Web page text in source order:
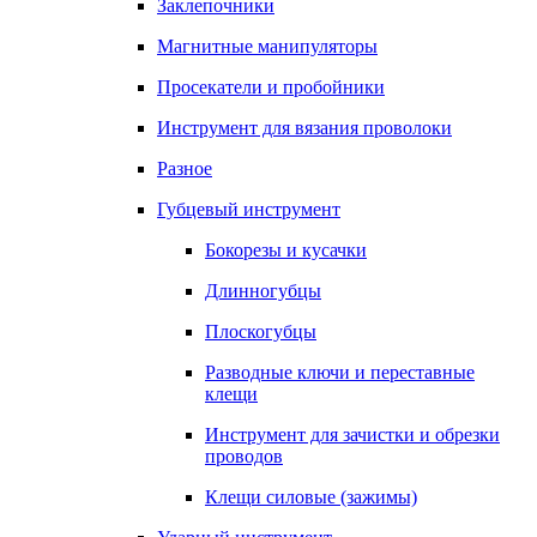
Заклепочники
Магнитные манипуляторы
Просекатели и пробойники
Инструмент для вязания проволоки
Разное
Губцевый инструмент
Бокорезы и кусачки
Длинногубцы
Плоскогубцы
Разводные ключи и переставные
клещи
Инструмент для зачистки и обрезки
проводов
Клещи силовые (зажимы)